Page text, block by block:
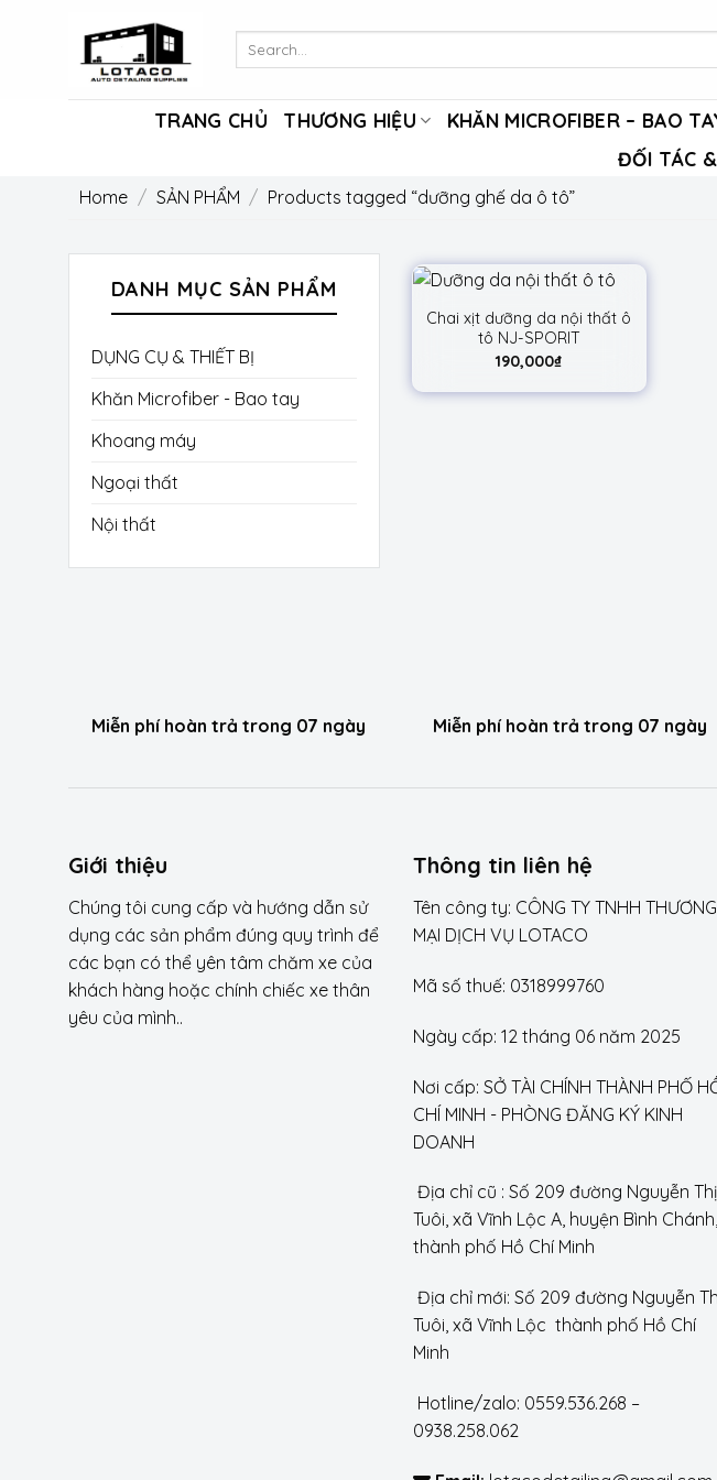
TRANG CHỦ THƯƠNG HIỆU KHĂN MICROFIBER – BAO
ĐỐI TÁC
Home / SẢN PHẨM / Products tagged “dưỡng ghế da ô tô”
DANH MỤC SẢN PHẨM
DỤNG CỤ & THIẾT BỊ
Khăn Microfiber - Bao tay
Khoang máy
Ngoại thất
Nội thất
Chai xịt dưỡng da nội thất ô
tô NJ-SPORIT
190,000₫
Miễn phí hoàn trả trong 07 ngày Miễn phí hoàn trả trong 07 ngày
Giới thiệu
Chúng tôi cung cấp và hướng dẫn sử
dụng các sản phẩm đúng quy trình để
các bạn có thể yên tâm chăm xe của
khách hàng hoặc chính chiếc xe thân
yêu của mình..
Thông tin liên hệ
Tên công ty: CÔNG TY TNHH THƯƠNG
MẠI DỊCH VỤ LOTACO
Mã số thuế: 0318999760
Ngày cấp: 12 tháng 06 năm 2025
Nơi cấp: SỞ TÀI CHÍNH THÀNH PHỐ
CHÍ MINH - PHÒNG ĐĂNG KÝ KINH
DOANH
Địa chỉ cũ : Số 209 đường Nguyễn Thị
Tuôi, xã Vĩnh Lộc A, huyện Bình Chánh,
thành phố Hồ Chí Minh
Địa chỉ mới: Số 209 đường Nguyễn
Tuôi, xã Vĩnh Lộc thành phố Hồ Chí
Minh
Hotline/zalo: 0559.536.268 –
0938.258.062